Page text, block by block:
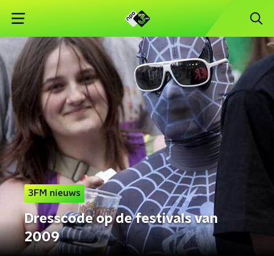
3FM nieuws
Dresscode op de festivals van
2009